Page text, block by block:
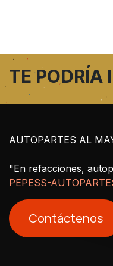
TE PODRÍA
AUTOPARTES AL
"En refacciones,
PEPESS-
Contáctenos